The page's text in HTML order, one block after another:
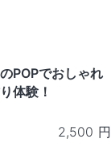
POPでおしゃれ
体験！
2,500 円